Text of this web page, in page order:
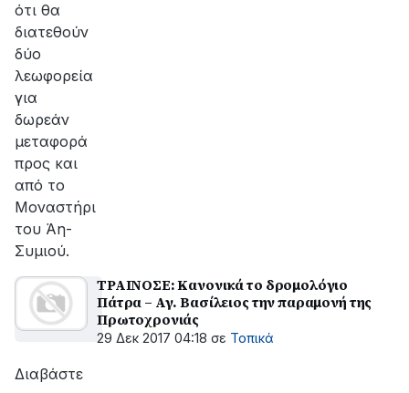
ότι θα
διατεθούν
δύο
λεωφορεία
για
δωρεάν
μεταφορά
προς και
από το
Μοναστήρι
του Άη-
Συμιού.
ΤΡΑΙΝΟΣΕ: Κανονικά το δρομολόγιο
Πάτρα – Αγ. Βασίλειος την παραμονή της
Πρωτοχρονιάς
29 Δεκ 2017 04:18 σε Τοπικά
Διαβάστε